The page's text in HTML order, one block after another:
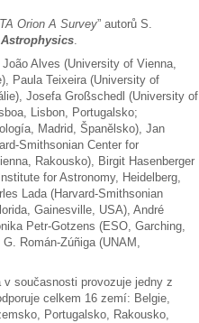
Orion A Survey” autorů S.
.
Alves (University of Vienna,
Paula Teixeira (University of
Josefa Großschedl (University of
Lisbon, Portugalsko;
Madrid, Španělsko), Jan
Smithsonian Center for
Rakousko), Birgit Hasenberger
for Astronomy, Heidelberg,
Lada (Harvard-Smithsonian
Gainesville, USA), André
Petr-Gotzens (ESO, Garching,
Román-Zúñiga (UNAM,
současnosti provozuje jedny z
celkem 16 zemí: Belgie,
Portugalsko, Rakousko,